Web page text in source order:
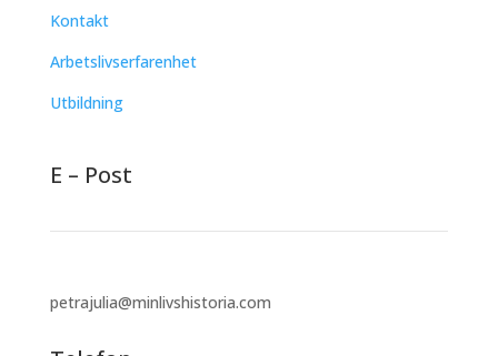
Kontakt
Arbetslivserfarenhet
Utbildning
E – Post
petrajulia@minlivshistoria.com